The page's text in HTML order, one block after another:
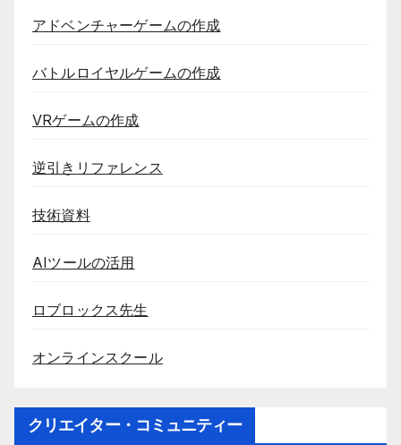
アドベンチャーゲームの作成
バトルロイヤルゲームの作成
VRゲームの作成
逆引きリファレンス
技術資料
AIツールの活用
ロブロックス先生
オンラインスクール
クリエイター・コミュニティー